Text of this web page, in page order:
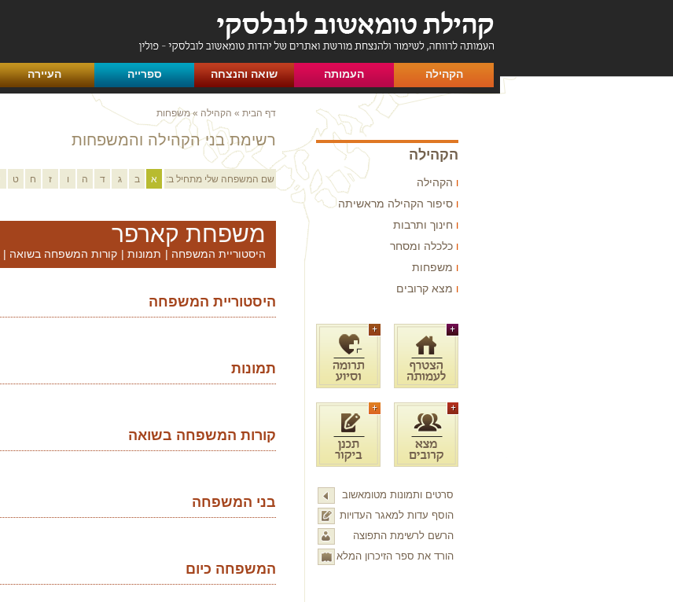
הקהילה העמותה שואה והנצחה ספרייה העיירה
הקהילה
הקהילה
סיפור הקהילה מראשיתה
חינוך ותרבות
כלכלה ומסחר
משפחות
מצא קרובים
סרטים ותמונות מטומאשוב
הוסף עדות למאגר העדויות
הרשם לרשימת התפוצה
הורד את ספר הזיכרון המלא
דף הבית » הקהילה »משפחות
רשימת בני הקהילה והמשפחות
שם המשפחה שלי מתחיל ב: א ב ג ד ה ו ז ח ט
משפחת קארפר
היסטוריית המשפחה | תמונות | קורות המשפחה בשואה |
היסטוריית המשפחה
תמונות
קורות המשפחה בשואה
בני המשפחה
המשפחה כיום